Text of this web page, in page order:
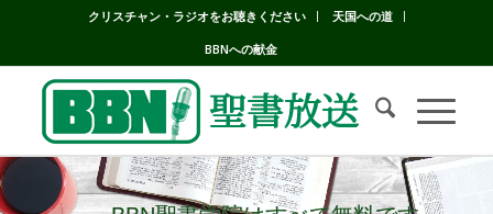
クリスチャン・ラジオをお聴きください
天国への道
BBNへの献金